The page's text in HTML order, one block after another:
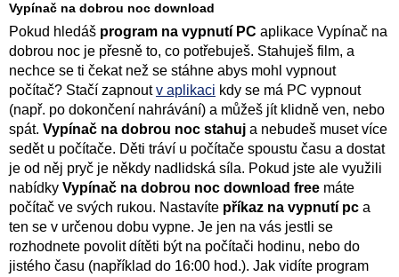
Vypínač na dobrou noc download
Pokud hledáš program na vypnutí PC aplikace Vypínač na
dobrou noc je přesně to, co potřebuješ. Stahuješ film, a
nechce se ti čekat než se stáhne abys mohl vypnout
počítač? Stačí zapnoutv aplikaci kdy se má PC vypnout
(např. po dokončení nahrávání) a můžeš jít klidně ven, nebo
spát. Vypínač na dobrou noc stahuj a nebudeš muset více
sedět u počítače. Děti tráví u počítače spoustu času a dostat
je od něj pryč je někdy nadlidská síla. Pokud jste ale využili
nabídky Vypínač na dobrou noc download free máte
počítač ve svých rukou. Nastavíte příkaz na vypnutí pc a
ten se v určenou dobu vypne. Je jen na vás jestli se
rozhodnete povolit dítěti být na počítači hodinu, nebo do
jistého času (například do 16:00 hod.). Jak vidíte program